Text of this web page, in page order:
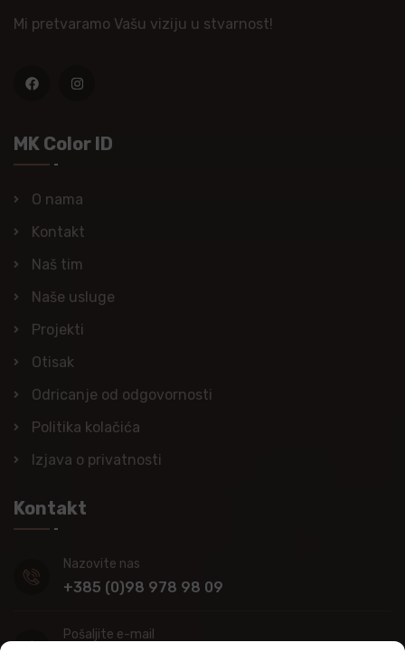
Mi pretvaramo Vašu viziju u stvarnost!
MK Color ID
O nama
Kontakt
Naš tim
Naše usluge
Projekti
Otisak
Odricanje od odgovornosti
Politika kolačića
Izjava o privatnosti
Kontakt
Nazovite nas
+385 (0)98 978 98 09
Pošaljite e-mail